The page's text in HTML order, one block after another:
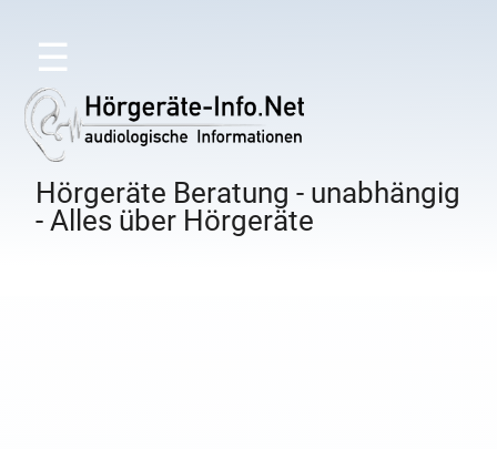
☰
Hörgeräte Beratung - unabhängig
- Alles über Hörgeräte